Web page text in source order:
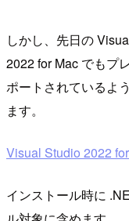
しかし、先日の
2022 for Mac でもプ
ポートされているよ
ます。
Visual Studio 2022
インストール時に